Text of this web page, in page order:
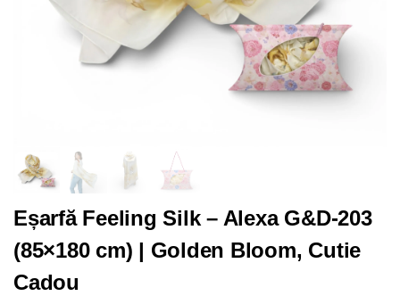
Eșarfă Feeling Silk – Alexa G&D-203
(85×180 cm) | Golden Bloom, Cutie
Cadou